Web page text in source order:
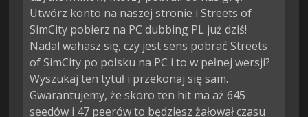
Utwórz konto na naszej stronie i Streets of
SimCity pobierz na PC dubbing PL już dziś!
Nadal wahasz się, czy jest sens pobrać Streets
of SimCity po polsku na PC i to w pełnej wersji?
Wyszukaj ten tytuł i przekonaj się sam.
Gwarantujemy, że skoro ten hit ma aż 645
seedów i 47 peerów to będziesz żałował czasu